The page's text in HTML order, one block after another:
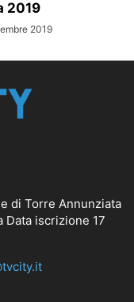
2019
2019
di Torre Annunziata
Data iscrizione 17